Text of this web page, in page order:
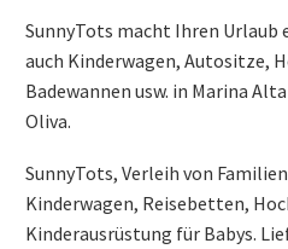
SunnyTots macht Ihren Urlaub
auch Kinderwagen, Autositze,
Badewannen usw. in Marina
Oliva.
SunnyTots, Verleih von
Kinderwagen, Reisebetten,
Kinderausrüstung für Babys.